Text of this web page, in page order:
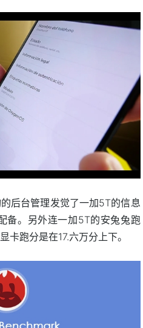
后台管理发觉了一加5T的信息
备。另外连一加5T的安兔兔跑
卡跑分是在17.六万分上下。